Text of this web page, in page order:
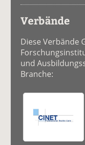
Verbände
Diese Verbände
und
Branche: